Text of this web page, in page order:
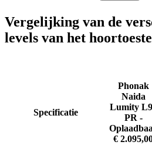
Vergelijking van de
levels van het
Specificatie
Phonak
Naida
Lumity
PR -
€